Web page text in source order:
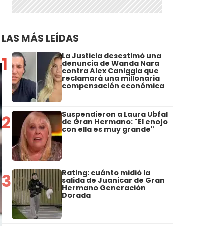
LAS MÁS LEÍDAS
1 La Justicia desestimó una
denuncia de Wanda Nara
contra Alex Caniggia que
reclamará una millonaria
compensación económica
2 Suspendieron a Laura Ubfal
de Gran Hermano: "El enojo
con ella es muy grande"
3 Rating: cuánto midió la
salida de Juanicar de Gran
Hermano Generación
Dorada